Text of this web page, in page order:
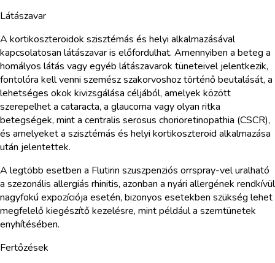
Látászavar
A kortikoszteroidok szisztémás és helyi alkalmazásával
kapcsolatosan látászavar is előfordulhat. Amennyiben a beteg a
homályos látás vagy egyéb látászavarok tüneteivel jelentkezik,
fontolóra kell venni szemész szakorvoshoz történő beutalását, a
lehetséges okok kivizsgálása céljából, amelyek között
szerepelhet a cataracta, a glaucoma vagy olyan ritka
betegségek, mint a centralis serosus chorioretinopathia (CSCR),
és amelyeket a szisztémás és helyi kortikoszteroid alkalmazása
után jelentettek.
A legtöbb esetben a Flutirin szuszpenziós orrspray-vel uralható
a szezonális allergiás rhinitis, azonban a nyári allergének rendkívül
nagyfokú expozíciója esetén, bizonyos esetekben szükség lehet
megfelelő kiegészítő kezelésre, mint például a szemtünetek
enyhítésében.
Fertőzések